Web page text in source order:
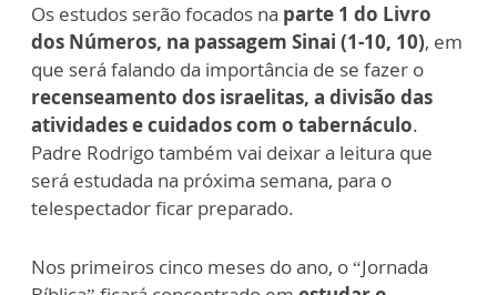
Os estudos serão focados na parte 1 do Livro
dos Números, na passagem Sinai (1-10, 10), em
que será falando da importância de se fazer o
recenseamento dos israelitas, a divisão das
atividades e cuidados com o tabernáculo.
Padre Rodrigo também vai deixar a leitura que
será estudada na próxima semana, para o
telespectador ficar preparado.
Nos primeiros cinco meses do ano, o “Jornada